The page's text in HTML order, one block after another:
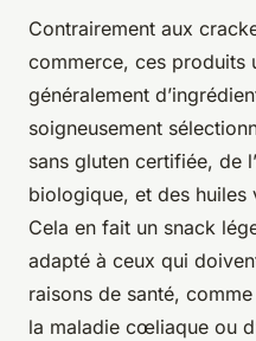
Contrairement aux
commerce, ces produits
généralement
soigneusement
sans gluten certifiée, de
biologique, et des huiles
Cela en fait un snack
adapté à ceux qui
raisons de santé,
la maladie cœliaque ou